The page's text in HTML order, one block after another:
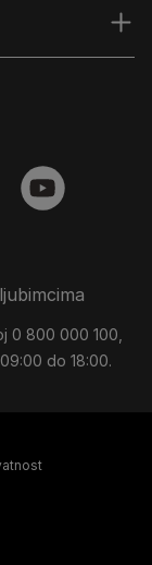
0 800 000 100,
do 18:00.
youtube